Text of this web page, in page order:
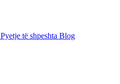
Pyetje të shpeshta Blog